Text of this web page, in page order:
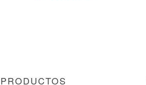
PRODUCTOS